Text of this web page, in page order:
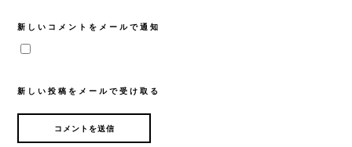
新しいコメントをメールで通知
新しい投稿をメールで受け取る